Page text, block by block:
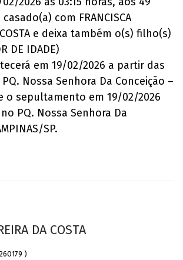
com FRANCISCA
COSTA e deixa também o(s) filho(s)
DE IDADE)
em 19/02/2026 a partir das
Nossa Senhora Da Conceição –
e o sepultamento em 19/02/2026
PQ. Nossa Senhora Da
SP.
DA COSTA
)